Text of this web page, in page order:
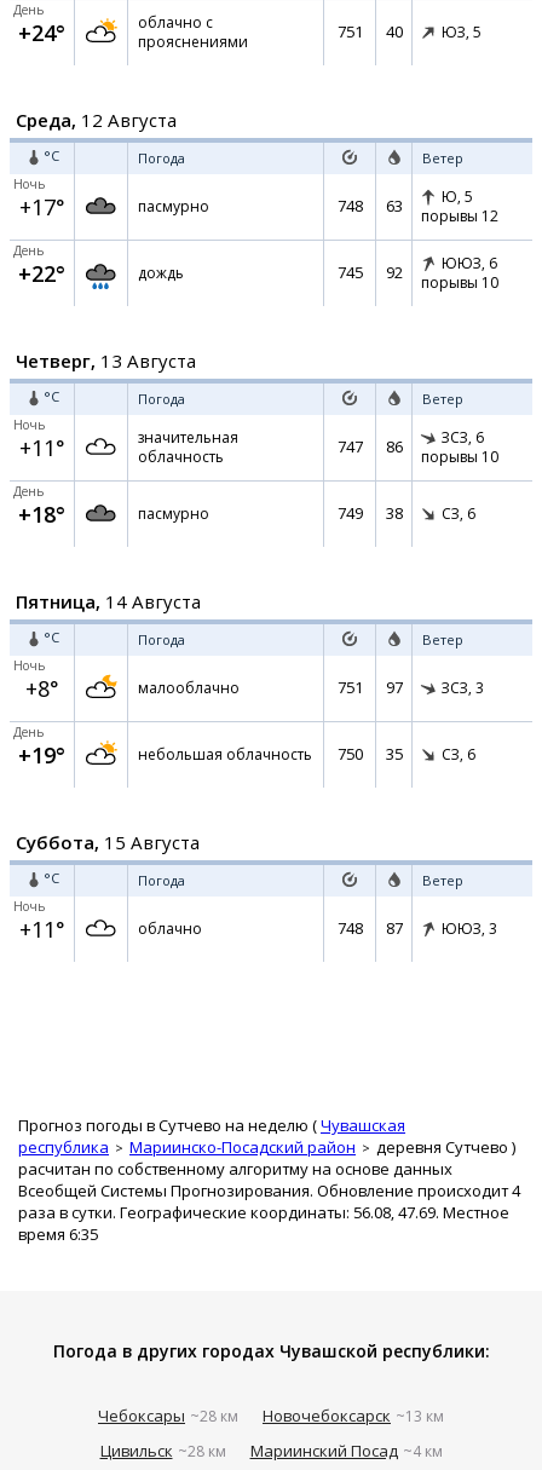
День
+24°
облачно с
прояснениями
751 40 ЮЗ, 5
Среда, 12 Августа
°C Погода Ветер
Ночь
+17° пасмурно 748 63 Ю, 5
порывы 12
День
+22° дождь 745 92 ЮЮЗ, 6
порывы 10
Четверг, 13 Августа
°C Погода Ветер
Ночь
+11°
значительная
облачность
747 86 ЗСЗ, 6
порывы 10
День
+18° пасмурно 749 38 СЗ, 6
Пятница, 14 Августа
°C Погода Ветер
Ночь
+8° малооблачно 751 97 ЗСЗ, 3
День
+19° небольшая облачность 750 35 СЗ, 6
Суббота, 15 Августа
°C Погода Ветер
Ночь
+11° облачно 748 87 ЮЮЗ, 3
Прогноз погоды в Сутчево на неделю (Чувашская
республика
Мариинско-Посадский район деревня Сутчево )
расчитан по собственному алгоритму на основе данных
Всеобщей Системы Прогнозирования. Обновление происходит 4
раза в сутки. Географические координаты: 56.08, 47.69. Местное
время 6:35
Погода в других городах Чувашской республики:
Чебоксары ~28 км Новочебоксарск ~13 км
Цивильск ~28 км Мариинский Посад ~4 км